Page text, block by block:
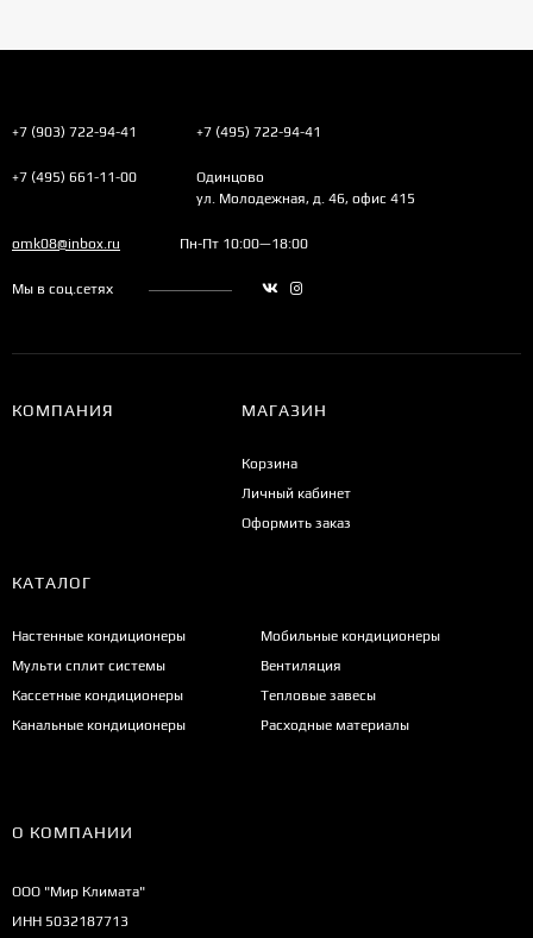
+7 (903) 722-94-41 +7 (495) 722-94-41
+7 (495) 661-11-00
Одинцово
ул. Молодежная, д. 46, офис 415
omk08@inbox.ru Пн-Пт 10:00—18:00
Мы в соц.сетях
КОМПАНИЯ МАГАЗИН
Корзина
Личный кабинет
Оформить заказ
КАТАЛОГ
Настенные кондиционеры
Мульти сплит системы
Кассетные кондиционеры
Канальные кондиционеры
Мобильные кондиционеры
Вентиляция
Тепловые завесы
Расходные материалы
О КОМПАНИИ
ООО "Мир Климата"
ИНН 5032187713